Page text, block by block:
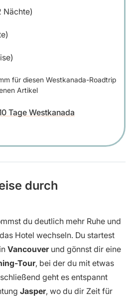
Nächte)
für diesen Westkanada-Roadtrip
Artikel
Tage Westkanada
durch
du deutlich mehr Ruhe und
Hotel wechseln. Du startest
Vancouverund gönnst dir eine
Tour, bei der du mit etwas
geht es entspannt
Jasper, wo du dir Zeit für